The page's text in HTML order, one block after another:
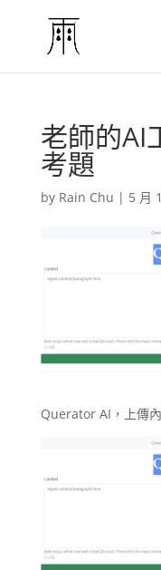
老師的AI
考題
by Rain Chu | 5 月
Querator AI，上傳